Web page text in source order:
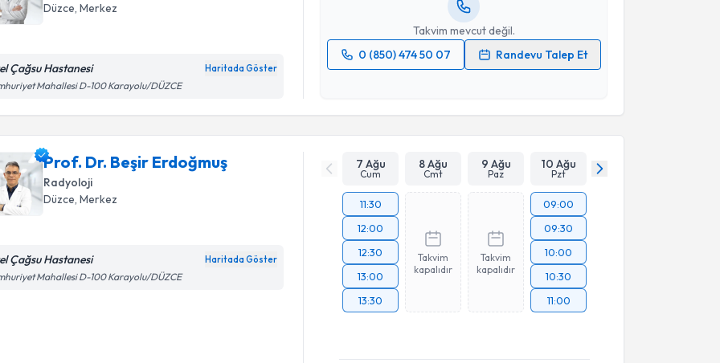
Düzce, Merkez
Çağsu Hastanesi Haritada Göster
Mahallesi D-100 Karayolu/DÜZCE
Takvim mevcut değil.
0 (850) 474 50 07
Randevu Talep Et
işlenmesini kabul ediyorum.
Takvim Talebini Gönder
Prof. Dr. Beşir Erdoğmuş
Radyoloji
Düzce, Merkez
Çağsu Hastanesi Haritada Göster
Mahallesi D-100 Karayolu/DÜZCE
7 Ağu
Cum
8 Ağu
Cmt
9 Ağu
Paz
10 Ağu
Pzt
11:30
12:00
12:30
13:00
13:30
Takvim
kapalıdır
Takvim
kapalıdır
09:00
09:30
10:00
10:30
11:00